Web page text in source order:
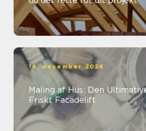
14. december 2024
Maling af Hus: Den
Friskt Facadelift